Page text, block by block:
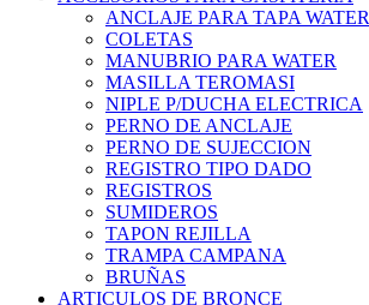
ANCLAJE PARA TAPA WATER
COLETAS
MANUBRIO PARA WATER
MASILLA TEROMASI
NIPLE P/DUCHA ELECTRICA
PERNO DE ANCLAJE
PERNO DE SUJECCION
REGISTRO TIPO DADO
REGISTROS
SUMIDEROS
TAPON REJILLA
TRAMPA CAMPANA
BRUÑAS
ARTICULOS DE BRONCE